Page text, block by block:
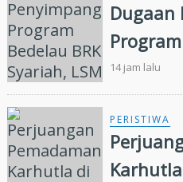
Dugaan
Syariah,
Riau
14 jam lalu
PERISTIWA